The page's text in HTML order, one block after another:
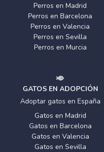
Perros en Madrid
Perros en Barcelona
Perros en Valencia
Perros en Sevilla
Perros en Murcia
GATOS EN ADOPCIÓN
Adoptar gatos en España
Gatos en Madrid
Gatos en Barcelona
Gatos en Valencia
Gatos en Sevilla